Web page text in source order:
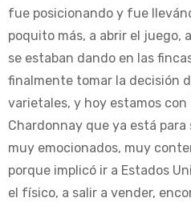
fue posicionando y fue
poquito más, a abrir el juego,
se estaban dando en las
finalmente tomar la decisión
varietales, y hoy estamos con
Chardonnay que ya está para
muy emocionados, muy
porque implicó ir a Estados
el físico, a salir a vender,